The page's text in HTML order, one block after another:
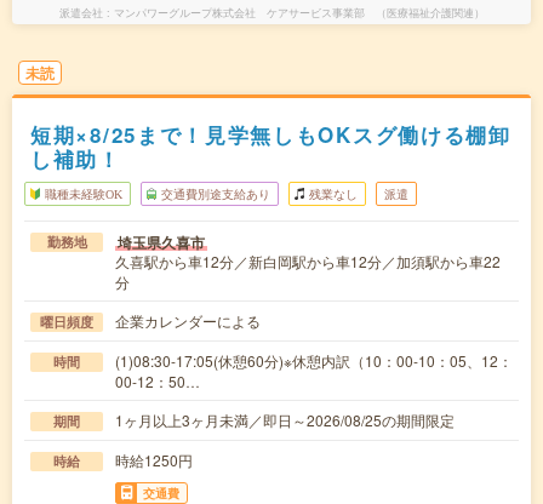
派遣会社 マンパワーグループ株式会社 ケアサービス事業部 （医療福祉介護関連）
未読
短期×8/25まで！見学無しもOKスグ働ける棚卸
し補助！
職種未経験OK 交通費別途支給あり 残業なし 派遣
勤務地 埼玉県久喜市
久喜駅から車12分／新白岡駅から車12分／加須駅から車22
分
曜日頻度 企業カレンダーによる
時間
(1)08:30-17:05(休憩60分)※休憩内訳（10：00-10：05、12：
00-12：50…
期間 1ヶ月以上3ヶ月未満／即日～2026/08/25の期間限定
時給 時給1250円
交通費